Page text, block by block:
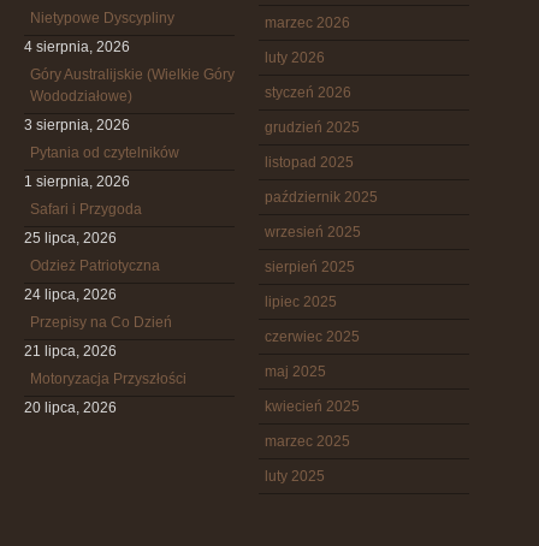
Nietypowe Dyscypliny
4 sierpnia, 2026
Góry Australijskie (Wielkie Góry
Wododziałowe)
3 sierpnia, 2026
Pytania od czytelników
1 sierpnia, 2026
Safari i Przygoda
25 lipca, 2026
Odzież Patriotyczna
24 lipca, 2026
Przepisy na Co Dzień
21 lipca, 2026
Motoryzacja Przyszłości
20 lipca, 2026
marzec 2026
luty 2026
styczeń 2026
grudzień 2025
listopad 2025
październik 2025
wrzesień 2025
sierpień 2025
lipiec 2025
czerwiec 2025
maj 2025
kwiecień 2025
marzec 2025
luty 2025